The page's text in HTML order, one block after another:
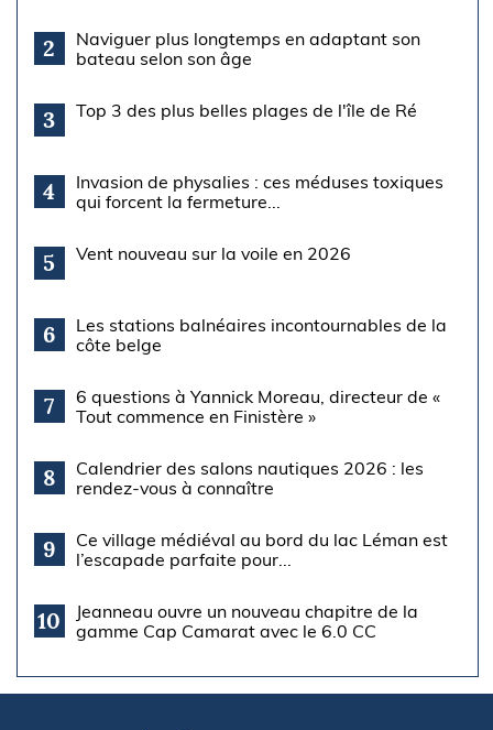
2
Naviguer plus longtemps en adaptant son
bateau selon son âge
3 Top 3 des plus belles plages de l'île de Ré
4
Invasion de physalies : ces méduses toxiques
qui forcent la fermeture...
5 Vent nouveau sur la voile en 2026
6
Les stations balnéaires incontournables de la
côte belge
7
6 questions à Yannick Moreau, directeur de «
Tout commence en Finistère »
8
Calendrier des salons nautiques 2026 : les
rendez-vous à connaître
9
Ce village médiéval au bord du lac Léman est
l’escapade parfaite pour...
10
Jeanneau ouvre un nouveau chapitre de la
gamme Cap Camarat avec le 6.0 CC